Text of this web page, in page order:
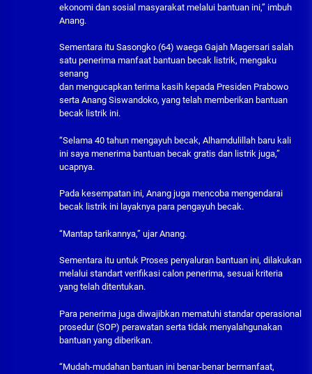
ekonomi dan sosial masyarakat melalui bantuan ini,” imbuh
Anang.
Sementara itu Sasongko (64) waega Gajah Magersari salah
satu penerima manfaat bantuan becak listrik, mengaku
senang
dan mengucapkan terima kasih kepada Presiden Prabowo
serta Anang Siswandoko, yang telah memberikan bantuan
becak listrik ini.
“Selama 40 tahun mengayuh becak, Alhamdulillah baru kali
ini saya menerima bantuan becak gratis dan listrik juga,”
ucapnya.
Pada kesempatan ini, Anang juga mencoba mengendarai
becak listrik ini layaknya para pengayuh becak.
“Mantap tarikannya,” ujar Anang.
Sementara itu untuk Proses penyaluran bantuan ini, dilakukan
melalui standart verifikasi calon penerima, sesuai kriteria
yang telah ditentukan.
Para penerima juga diwajibkan mematuhi standar operasional
prosedur (SOP) perawatan serta tidak menyalahgunakan
bantuan yang diberikan.‎
“Mudah-mudahan bantuan ini benar-benar bermanfaat,